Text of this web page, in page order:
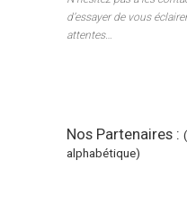
d’essayer de vous
attentes…
Nos Partenaires :
alphabétique)